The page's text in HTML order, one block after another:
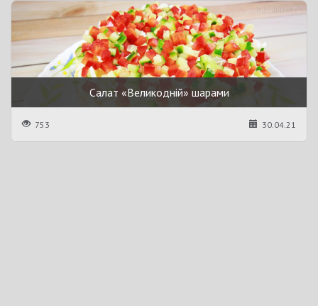
Салат «Великодній» шарами
753 30.04.21